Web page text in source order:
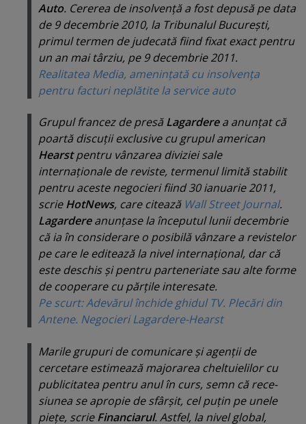
Auto. Cererea de insolvenţă a fost depusă pe data
de 9 decembrie 2010, la Tribunalul Bucureşti,
primul termen de judecată fiind fixat exact pentru
un an mai târziu, pe 9 decembrie 2011.
Realitatea Media, ameninţată cu insolvenţa
pentru facturi neplătite la service auto
Grupul francez de presăLagarderea anunţat că
poartă discuţii exclusive cu grupul american
Hearstpentru vânzarea diviziei sale
internaţionale de reviste, termenul limită stabilit
pentru aceste negocieri fiind 30 ianuarie 2011,
scrieHotNews, care citează Wall Street Journal.
Lagardereanunţase la începutul lunii decembrie
că ia în considerare o posibilă vânzare a revistelor
pe care le editează la nivel internaţional, dar că
este deschis şi pentru parteneriate sau alte forme
de cooperare cu părţile interesate.
Pe scurt: Adevărul închide ghidul TV. Plecări din
Antene. Negocieri Lagardere-Hearst
Marile grupuri de comuni­care şi agenţii de
cercetare esti­mează majorarea chel­tuie­lilor cu
publicitatea pentru anul în curs, semn că rece­
siunea se apropie de sfârşit, cel puţin pe unele
pieţe, scrieFinanciarul. Astfel, la nivel global,